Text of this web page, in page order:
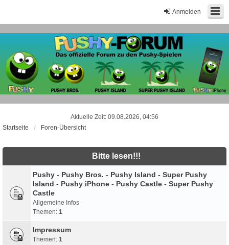
Anmelden
Aktuelle Zeit: 09.08.2026, 04:56
Startseite
Foren-Übersicht
Bitte lesen!!!
Pushy - Pushy Bros. - Pushy Island - Super Pushy
Island - Pushy iPhone - Pushy Castle - Super Pushy
Castle
Allgemeine Infos
Themen: 1
Impressum
Themen: 1